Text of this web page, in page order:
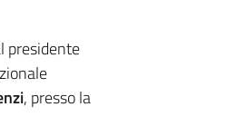
presidente
, presso la